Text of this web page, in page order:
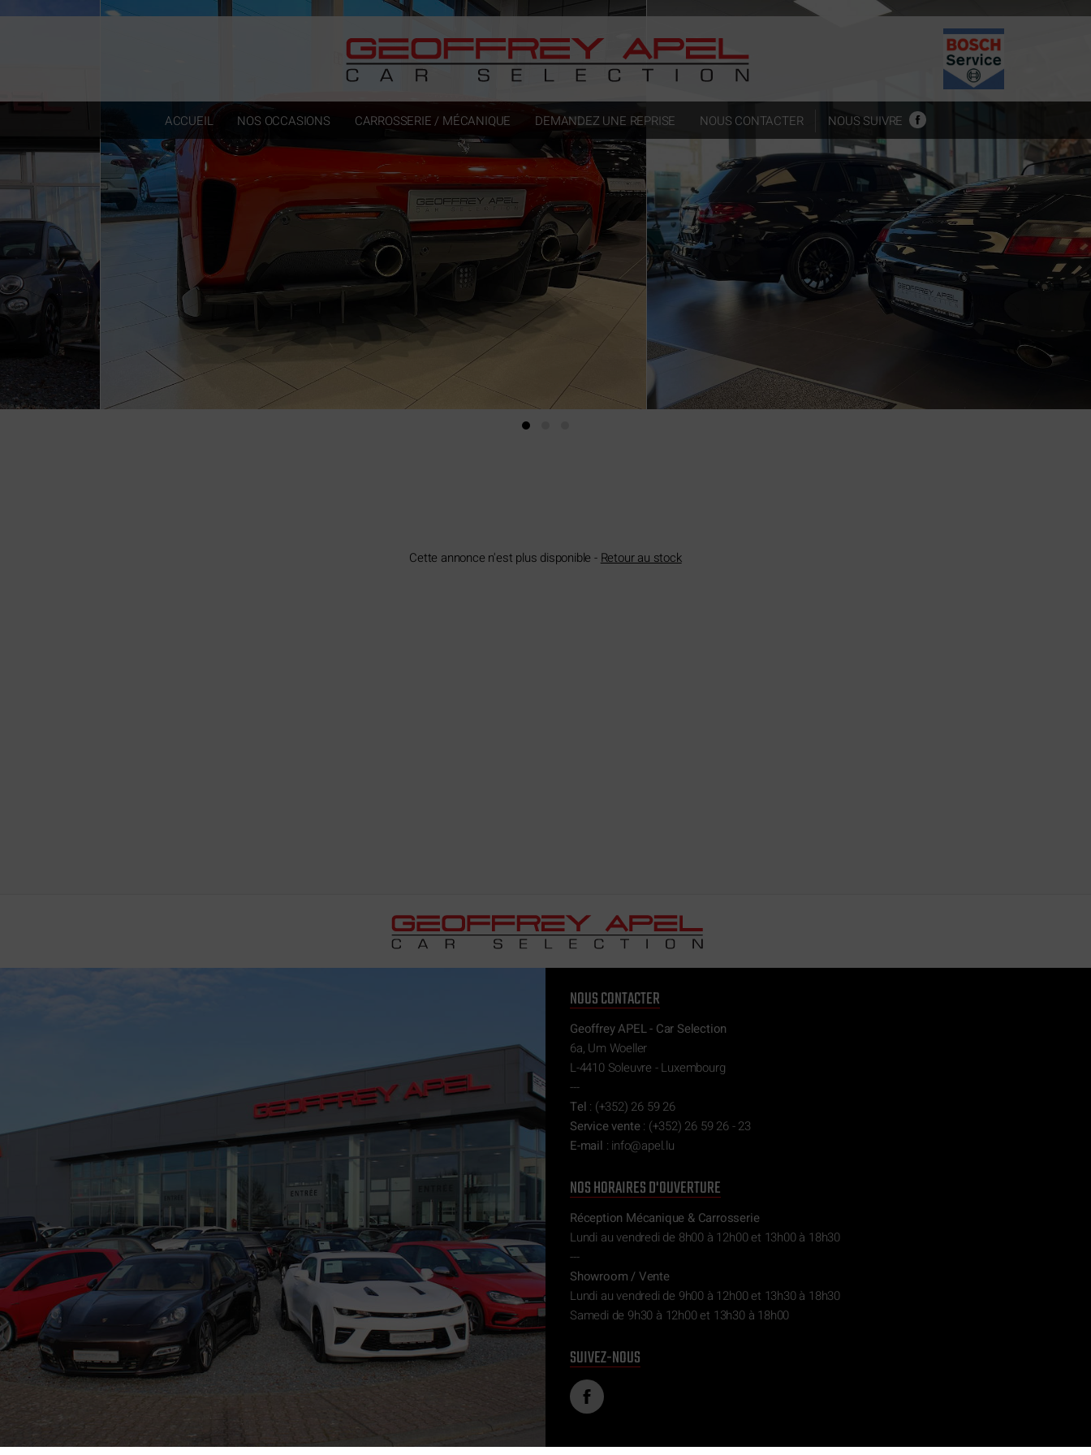
ACCUEIL NOS OCCASIONS CARROSSERIE / MÉCANIQUE DEMANDEZ UNE REPRISE NOUS CONTACTER NOUS SUIVRE
Cette annonce n'est plus disponible - Retour au stock
NOUS CONTACTER
Geoffrey APEL - Car Selection
6a, Um Woeller
L-4410 Soleuvre - Luxembourg
---
Tel : (+352) 26 59 26
Service vente: (+352) 26 59 26 - 23
E-mail : ul.l
epa@of
ni
NOS HORAIRES D'OUVERTURE
Réception Mécanique & Carrosserie
Lundi au vendredi de 8h00 à 12h00 et 13h00 à 18h30
---
Showroom / Vente
Lundi au vendredi de 9h00 à 12h00 et 13h30 à 18h30
Samedi de 9h30 à 12h00 et 13h30 à 18h00
SUIVEZ-NOUS
Paramètres avancés des cookies